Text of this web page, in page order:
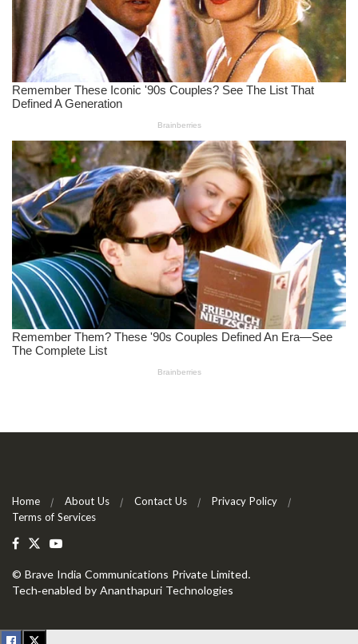
Home About Us Contact Us
Privacy Policy
Terms of Services
© Brave India Communications Private Limited.
Tech-enabled by Ananthapuri Technologies